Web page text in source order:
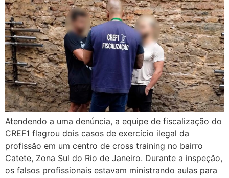
Atendendo a uma denúncia, a equipe de fiscalização do
CREF1 flagrou dois casos de exercício ilegal da
profissão em um centro de cross training no bairro
Catete, Zona Sul do Rio de Janeiro. Durante a inspeção,
os falsos profissionais estavam ministrando aulas para